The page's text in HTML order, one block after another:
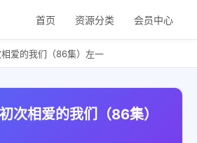
首页 资源分类 会员中心
爱的我们（86集）左一
次相爱的我们（86集）